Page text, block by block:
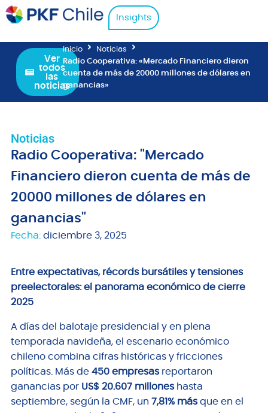
Insights
Ver
todos
las
noticias
Inicio
Noticias
Radio Cooperativa: «Mercado Financiero dieron
cuenta de más de 20000 millones de dólares en
ganancias»
Noticias
Radio Cooperativa: "Mercado
Financiero dieron cuenta de más de
20000 millones de dólares en
ganancias"
Fecha: diciembre 3, 2025
Entre expectativas, récords bursátiles y tensiones
preelectorales: el panorama económico de cierre
2025
A días del balotaje presidencial y en plena
temporada navideña, el escenario económico
chileno combina cifras históricas y fricciones
políticas. Más de 450 empresasreportaron
ganancias por US$ 20.607 milloneshasta
septiembre, según la CMF, un 7,81% másque en el